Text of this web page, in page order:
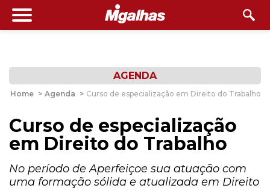
AGENDA
Home > Agenda > Curso de especialização em Direito do Trabalho
Curso de especialização
em Direito do Trabalho
No período de Aperfeiçoe sua atuação com
uma formação sólida e atualizada em Direito